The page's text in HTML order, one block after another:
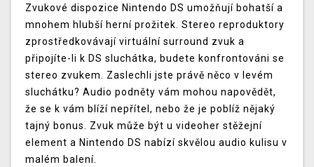
Zvukové dispozice Nintendo DS umožňují bohatší a
mnohem hlubší herní prožitek. Stereo reproduktory
zprostředkovávají virtuální surround zvuk a
připojíte-li k DS sluchátka, budete konfrontováni se
stereo zvukem. Zaslechli jste právě něco v levém
sluchátku? Audio podněty vám mohou napovědět,
že se k vám blíží nepřítel, nebo že je poblíž nějaký
tajný bonus. Zvuk může být u videoher stěžejní
element a Nintendo DS nabízí skvělou audio kulisu v
malém balení.